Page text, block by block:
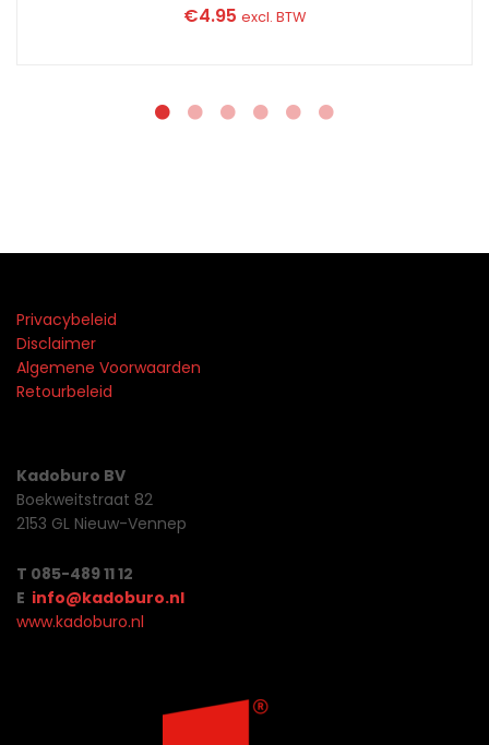
€4.95 excl. BTW
Privacybeleid
Disclaimer
Algemene Voorwaarden
Retourbeleid
Kadoburo BV
Boekweitstraat 82
2153 GL Nieuw-Vennep
T 085-489 11 12
E info@kadoburo.nl
www.kadoburo.nl